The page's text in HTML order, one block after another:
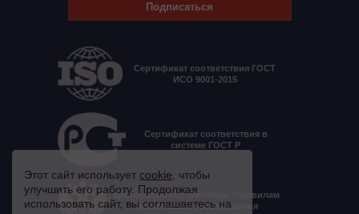
Подписаться
Сертификат соответствия ГОСТ
ИСО 9001-2015
Сертификат соответствия в
системе ГОСТ Р
Декларация соответствия "Правилам
применения оборудования
Этот сайт использует cookie , чтобы
улучшить его работу. Продолжая
использовать сайт, вы соглашаетесь на